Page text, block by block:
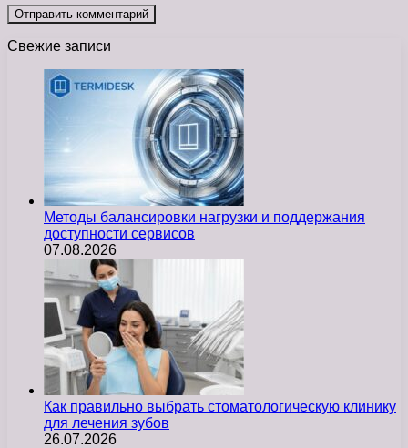
Свежие записи
Методы балансировки нагрузки и поддержания
доступности сервисов
07.08.2026
Как правильно выбрать стоматологическую клинику
для лечения зубов
26.07.2026